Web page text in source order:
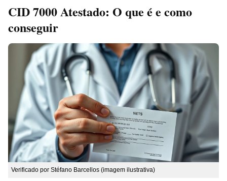
CID 7000 Atestado: O que é e como
conseguir
Verificado por Stéfano Barcellos (imagem ilustrativa)